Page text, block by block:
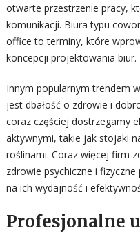
otwarte przestrzenie pracy,
komunikacji. Biura typu
office to terminy, które
koncepcji projektowania biur.
Innym popularnym trendem
jest dbałość o zdrowie i
coraz częściej dostrzegamy
aktywnymi, takie jak stojaki
roślinami. Coraz więcej firm
zdrowie psychiczne i
na ich wydajność i
Profesjonalne